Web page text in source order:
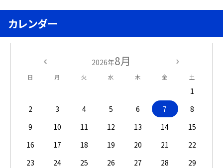
カレンダー
2026年8月
日 月 火 水 木 金 土
1
2
3 4 5 6 7
8
9
10 11 12 13 14
15
16
17 18 19 20 21
22
23
24 25 26 27 28
29